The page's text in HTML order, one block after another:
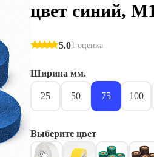
цвет синий,
5.01 оценка
Ширина мм.
25 50 75 100
Выберите цвет